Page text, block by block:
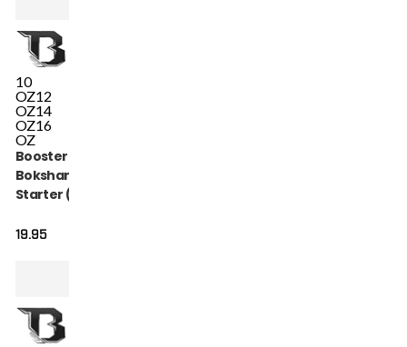
10
OZ12
OZ14
OZ16
OZ
Booster Fight Gear
Bokshandschoenen
Starter (BT
19.95